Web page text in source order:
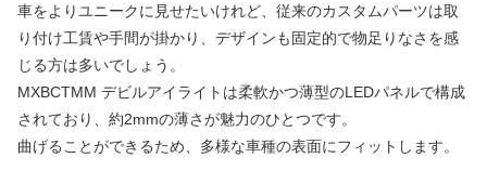
車をよりユニークに見せたいけれど、従来のカスタムパーツは取
り付け工賃や手間が掛かり、デザインも固定的で物足りなさを感
じる方は多いでしょう。
MXBCTMM デビルアイライトは柔軟かつ薄型のLEDパネルで構成
されており、約2mmの薄さが魅力のひとつです。
曲げることができるため、多様な車種の表面にフィットします。